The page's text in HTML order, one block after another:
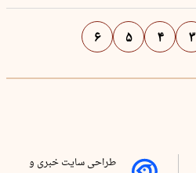
۳ ۴ ۵ ۶
طراحی سایت خبری و